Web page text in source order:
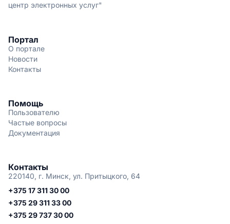
центр электронных услуг"
Портал
О портале
Новости
Контакты
Помощь
Пользователю
Частые вопросы
Документация
Контакты
220140, г. Минск, ул. Притыцкого, 64
+375 17 311 30 00
+375 29 311 33 00
+375 29 737 30 00